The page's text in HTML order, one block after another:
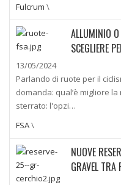
Fulcrum \
ALLUMINIO
SCEGLIERE
13/05/2024
Parlando di ruote per il
domanda: qual’è migliore
sterrato: l'opzi…
FSA\
NUOVE
GRAVEL TRA